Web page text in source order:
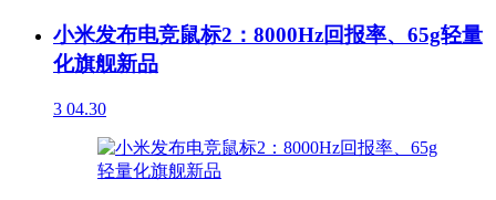
小米发布电竞鼠标2：8000Hz回报率、65g轻量
化旗舰新品
3 04.30